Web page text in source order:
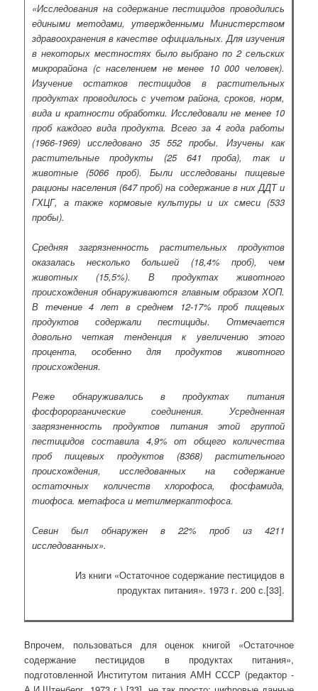
«Исследования на содержание пестицидов проводились
едиными методами, утвержденными Министерством
здравоохранения в качестве официальных. Для изучения
в некоторых местностях было выбрано по 2 сельских
микрорайона (с населением не менее 10 000 человек).
Изучение остатков пестицидов в растительных
продуктах проводилось с учетом района, сроков, норм,
вида и кратности обработки. Исследовали не менее 10
проб каждого вида продукта. Всего за 4 года работы
(1966-1969) исследовано 35 552 пробы. Изучены как
растительные продукты (25 641 проба), так и
животные (5066 проб). Были исследованы пищевые
рационы населения (647 проб) на содержание в них ДДТ и
ГХЦГ, а также кормовые культуры и их смеси (533
пробы).
Средняя загрязненность растительных продуктов
оказалась несколько большей (18,4% проб), чем
животных (15,5%). В продуктах животного
происхождения обнаруживаются главным образом ХОП.
В течение 4 лет в среднем 12-17% проб пищевых
продуктов содержали пестициды. Отмечается
довольно четкая тенденция к увеличению этого
процента, особенно для продуктов животного
происхождения.
Реже обнаруживались в продуктах питания
фосфорорганические соединения. Усредненная
загрязненность продуктов питания этой группой
пестицидов составила 4,9% от общего количества
проб пищевых продуктов (8368) растительного
происхождения, исследованных на содержание
остаточных количеств хлорофоса, фосфамида,
тиофоса. метафоса и метилмеркаптофоса.
Севин был обнаружен в 22% проб из 4211
исследованных».
Из книги «Остаточное содержание пестицидов в
продуктах питания». 1973 г. 200 с.[33].
Впрочем, пользоваться для оценок книгой «Остаточное
содержание пестицидов в продуктах питания»,
подготовленной Институтом питания АМН СССР (редактор -